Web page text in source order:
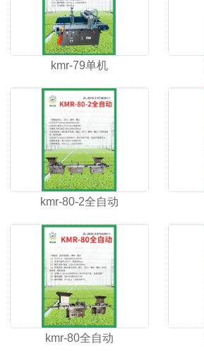
kmr-79单机
kmr-80-2全自动
kmr-80全自动